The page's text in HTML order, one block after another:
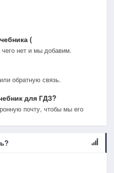
(
нет и мы добавим.
обратную связь.
для ГДЗ?
почту, чтобы мы его